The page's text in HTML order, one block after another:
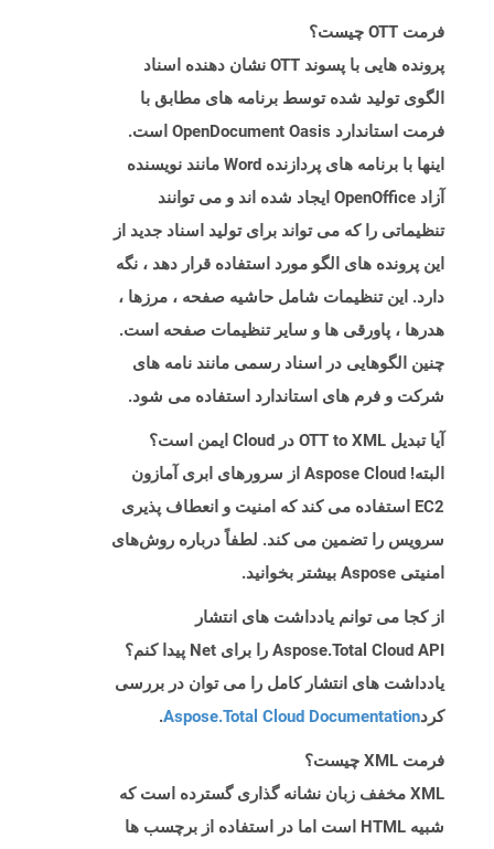
فرمت OTT چیست؟
پرونده هایی با پسوند OTT نشان دهنده اسناد
الگوی تولید شده توسط برنامه های مطابق با
فرمت استاندارد OpenDocument Oasis است.
اینها با برنامه های پردازنده Word مانند نویسنده
آزاد OpenOffice ایجاد شده اند و می توانند
تنظیماتی را که می تواند برای تولید اسناد جدید از
این پرونده های الگو مورد استفاده قرار دهد ، نگه
دارد. این تنظیمات شامل حاشیه صفحه ، مرزها ،
هدرها ، پاورقی ها و سایر تنظیمات صفحه است.
چنین الگوهایی در اسناد رسمی مانند نامه های
شرکت و فرم های استاندارد استفاده می شود.
آیا تبدیل OTT to XML در Cloud ایمن است؟
البته! Aspose Cloud از سرورهای ابری آمازون
EC2 استفاده می کند که امنیت و انعطاف پذیری
سرویس را تضمین می کند. لطفاً درباره روش‌های
امنیتی Aspose بیشتر بخوانید.
از کجا می توانم یادداشت های انتشار
Aspose.Total Cloud API را برای Net پیدا کنم؟
یادداشت های انتشار کامل را می توان در بررسی
کردAspose.Total Cloud Documentation
.
فرمت XML چیست؟
XML مخفف زبان نشانه گذاری گسترده است که
شبیه HTML است اما در استفاده از برچسب ها